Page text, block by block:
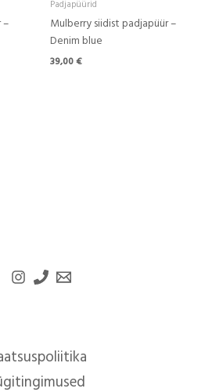
–
Padjapüürid
Mulberry siidist padjapüür –
Denim blue
39,00€